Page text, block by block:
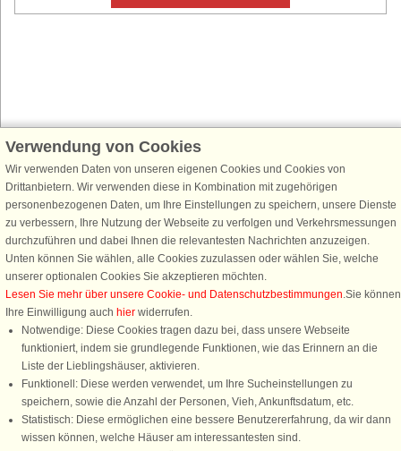
Schließen Sie sich 100.000 Ferienhaus-Fans an
Erhalten Sie einenWillkommensgutschein von 25 € für Ihren nächsten
Ferienhausurlaub - melden Sie sich einfach für den DanCenter Newsletter
an. Verpassen Sie nie wieder exklusive Angebote, Gewinnspiele und
Urlaubstipps!
Newsletter abonnieren
Verwendung von Cookies
Wir verwenden Daten von unseren eigenen Cookies und Cookies von
Drittanbietern. Wir verwenden diese in Kombination mit zugehörigen
personenbezogenen Daten, um Ihre Einstellungen zu speichern, unsere Dienste
zu verbessern, Ihre Nutzung der Webseite zu verfolgen und Verkehrsmessungen
durchzuführen und dabei Ihnen die relevantesten Nachrichten anzuzeigen.
Unten können Sie wählen, alle Cookies zuzulassen oder wählen Sie, welche
unserer optionalen Cookies Sie akzeptieren möchten.
Lesen Sie mehr über unsere Cookie- und Datenschutzbestimmungen.Sie können
Ihre Einwilligung auch hier widerrufen.
Notwendige: Diese Cookies tragen dazu bei, dass unsere Webseite
funktioniert, indem sie grundlegende Funktionen, wie das Erinnern an die
Liste der Lieblingshäuser, aktivieren.
Funktionell: Diese werden verwendet, um Ihre Sucheinstellungen zu
speichern, sowie die Anzahl der Personen, Vieh, Ankunftsdatum, etc.
Statistisch: Diese ermöglichen eine bessere Benutzererfahrung, da wir dann
wissen können, welche Häuser am interessantesten sind.